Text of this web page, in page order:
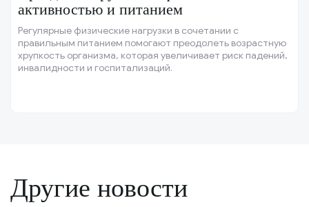
активностью и питанием
Регулярные физические нагрузки в сочетании с
правильным питанием помогают преодолеть возрастную
хрупкость организма, которая увеличивает риск падений,
инвалидности и госпитализаций.
Другие новости